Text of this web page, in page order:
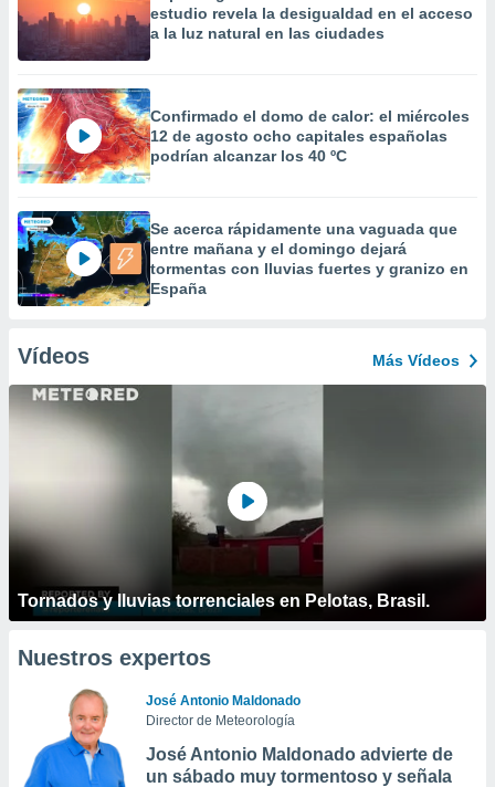
estudio revela la desigualdad en el acceso
a la luz natural en las ciudades
Confirmado el domo de calor: el miércoles
12 de agosto ocho capitales españolas
podrían alcanzar los 40 ºC
Se acerca rápidamente una vaguada que
entre mañana y el domingo dejará
tormentas con lluvias fuertes y granizo en
España
Vídeos Más Vídeos
Tornados y lluvias torrenciales en Pelotas, Brasil.
Nuestros expertos
José Antonio Maldonado
Director de Meteorología
José Antonio Maldonado advierte de
un sábado muy tormentoso y señala